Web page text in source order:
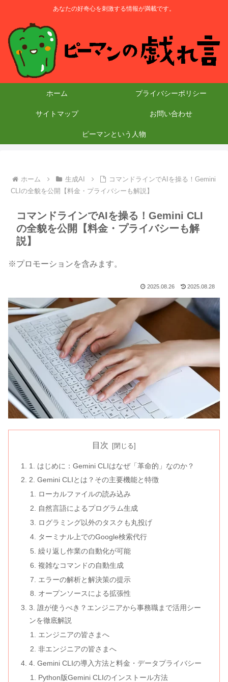
あなたの好奇心を刺激する情報が満載です。
ホーム プライバシーポリシー
サイトマップ お問い合わせ
ピーマンという人物
ホーム 生成AI
コマンドラインでAIを操る！Gemini
CLIの全貌を公開【料金・プライバシーも解説】
コマンドラインでAIを操る！Gemini CLI
の全貌を公開【料金・プライバシーも解
説】
※プロモーションを含みます。
2025.08.26 2025.08.28
目次
1. はじめに：Gemini CLIはなぜ「革命的」なのか？
2. Gemini CLIとは？その主要機能と特徴
ローカルファイルの読み込み
自然言語によるプログラム生成
ログラミング以外のタスクも丸投げ
ターミナル上でのGoogle検索代行
繰り返し作業の自動化が可能
複雑なコマンドの自動生成
エラーの解析と解決策の提示
オープンソースによる拡張性
3. 誰が使うべき？エンジニアから事務職まで活用シー
ンを徹底解説
エンジニアの皆さまへ
非エンジニアの皆さまへ
4. Gemini CLIの導入方法と料金・データプライバシー
Python版Gemini CLIのインストール方法